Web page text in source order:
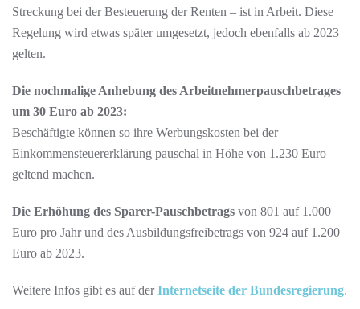
Streckung bei der Besteuerung der Renten – ist in Arbeit. Diese
Regelung wird etwas später umgesetzt, jedoch ebenfalls ab 2023
gelten.
Die nochmalige Anhebung des Arbeitnehmerpauschbetrages
um 30 Euro ab 2023:
Beschäftigte können so ihre Werbungskosten bei der
Einkommensteuererklärung pauschal in Höhe von 1.230 Euro
geltend machen.
Die Erhöhung des Sparer-Pauschbetrags von 801 auf 1.000
Euro pro Jahr und des Ausbildungsfreibetrags von 924 auf 1.200
Euro ab 2023.
Weitere Infos gibt es auf derInternetseite der Bundesregierung.